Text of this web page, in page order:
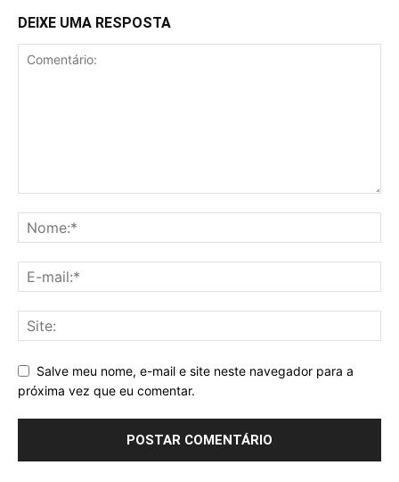
DEIXE UMA RESPOSTA
Salve meu nome, e-mail e site neste navegador para a
próxima vez que eu comentar.